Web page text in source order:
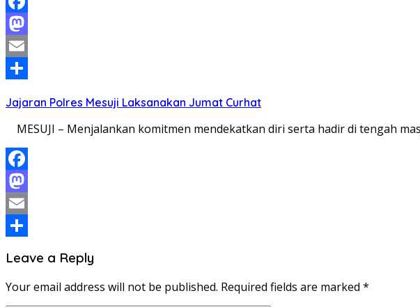
Facebook
Mastodon
Email
Jajaran Polres Mesuji Laksanakan Jumat Curhat
MESUJI – Menjalankan komitmen mendekatkan diri serta hadir di tengah
Facebook
Mastodon
Email
Leave a Reply
Your email address will not be published. Required fields are marked *